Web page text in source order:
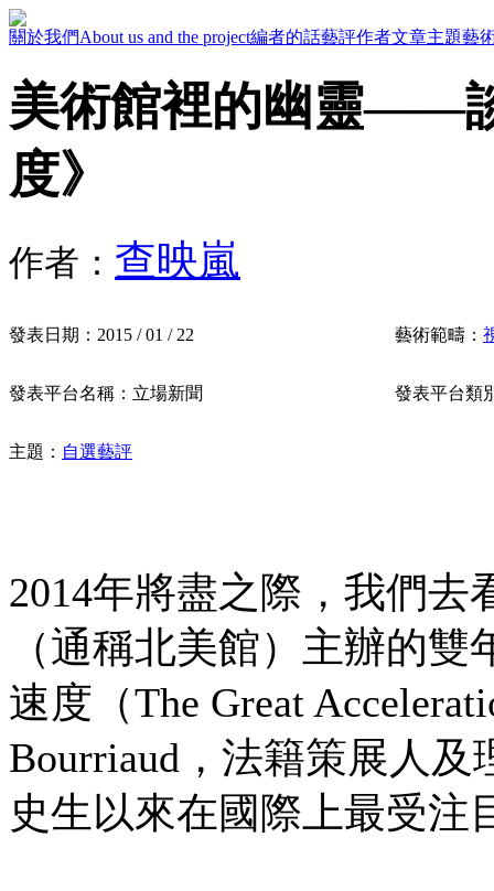
關於我們About us and the project編者的話藝評作者文章主題藝
美術館裡的幽靈——
度》
作者： 查映嵐
發表日期： 2015 / 01 / 22 藝術範疇：
發表平台名稱： 立場新聞 發表平台類
主題： 自選藝評
2014年將盡之際，我們
（通稱北美館）主辦的
速度（The Great
Bourriaud，法籍策展人
史生以來在國際上最受注